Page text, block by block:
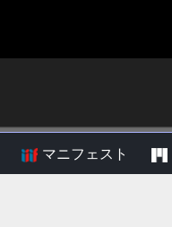
マニフェスト